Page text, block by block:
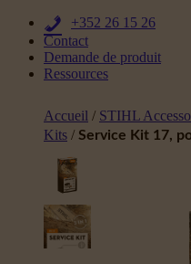
+352 26 15 26
Contact
Demande de produit
Ressources
Accueil / STIHL
Kits / Service Kit 17,